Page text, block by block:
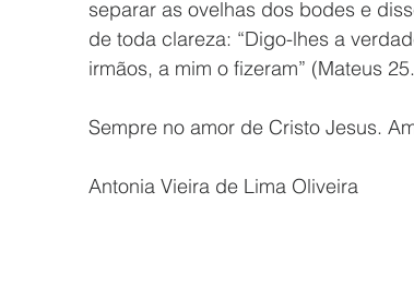
separar as ovelhas dos bodes e
de toda clareza: “Digo-lhes a
irmãos, a mim o fizeram” (Mateus
Sempre no amor de Cristo Jesus.
Antonia Vieira de Lima Oliveira